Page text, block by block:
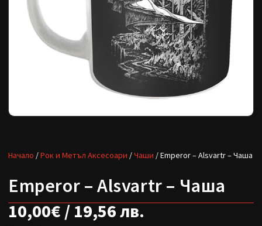
Начало /Рок и Метъл Аксесоари /Чаши / Emperor – Alsvartr – Чаша
Emperor – Alsvartr – Чаша
10,00€/ 19,56 лв.